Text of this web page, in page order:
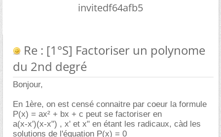
invitedf64afb5
Re : [1°S] Factoriser un polynome
du 2nd degré
Bonjour,
En 1ère, on est censé connaitre par coeur la formule
P(x) = ax² + bx + c peut se factoriser en
a(x-x')(x-x") , x' et x" en étant les radicaux, càd les
solutions de l'équation P(x) = 0